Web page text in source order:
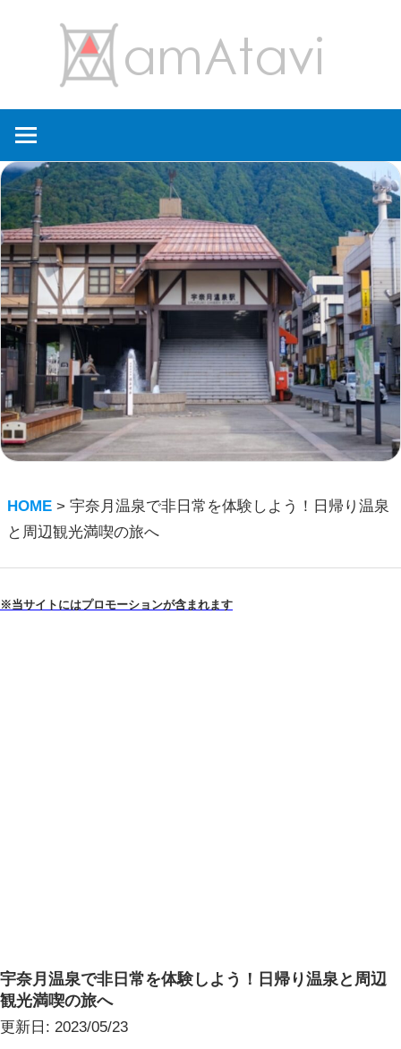
ス
キ
ッ
プ
を
て
→
旅
に
出
よ
う
HOME >宇奈月温泉で非日常を体験しよう！日帰り温泉
と周辺観光満喫の旅へ
※当サイトにはプロモーションが含まれます
宇奈月温泉で非日常を体験しよう！日帰り温泉と周辺
観光満喫の旅へ
更新日: 2023/05/23